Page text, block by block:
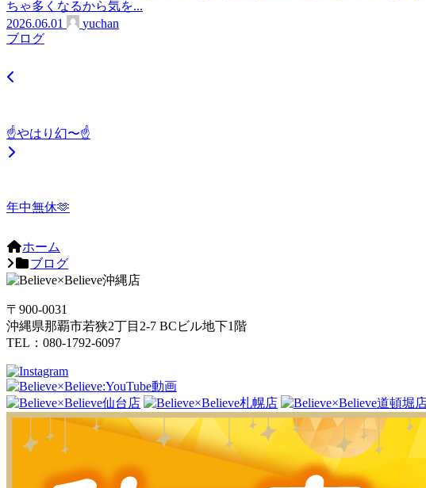
ちゃ多くなるから気を...
2026.06.01
yuchan
ブログ
☝️やはり幻〜☝️
年中無休🫶
ホーム
ブログ
〒900-0031
沖縄県那覇市若狭2丁目2-7 BCビル地下1階
TEL：080-1792-6097